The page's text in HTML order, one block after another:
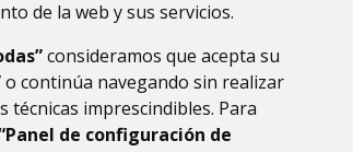
de la web y sus servicios.
consideramos que acepta su
o continúa navegando sin realizar
técnicas imprescindibles. Para
de configuración de